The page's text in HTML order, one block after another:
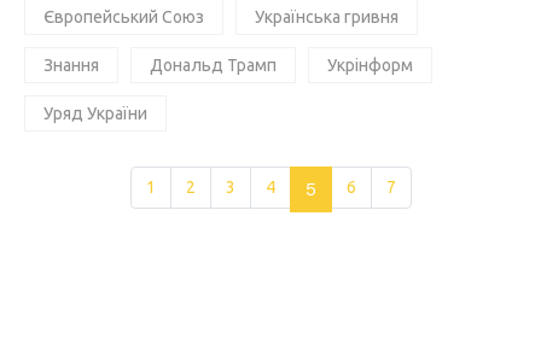
Європейський Союз Українська гривня
Знання Дональд Трамп Укрінформ
Уряд України
1 2 3 4 5 6 7